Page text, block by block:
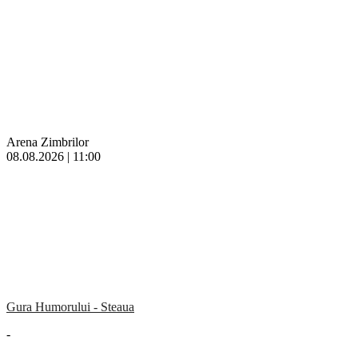
Arena Zimbrilor
08.08.2026 | 11:00
Gura Humorului - Steaua
-